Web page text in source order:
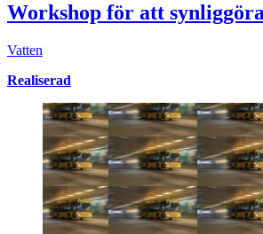
Workshop för att
Vatten
Realiserad